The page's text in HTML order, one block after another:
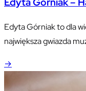
Edyta Górniak to dla
największa gwiazda
muzycznej i jest to
jubileuszowej trasy
→